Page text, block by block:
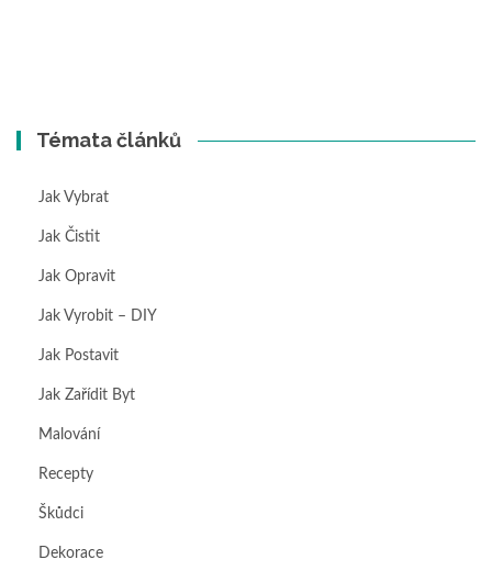
Témata článků
Jak Vybrat
Jak Čistit
Jak Opravit
Jak Vyrobit – DIY
Jak Postavit
Jak Zařídit Byt
Malování
Recepty
Škůdci
Dekorace